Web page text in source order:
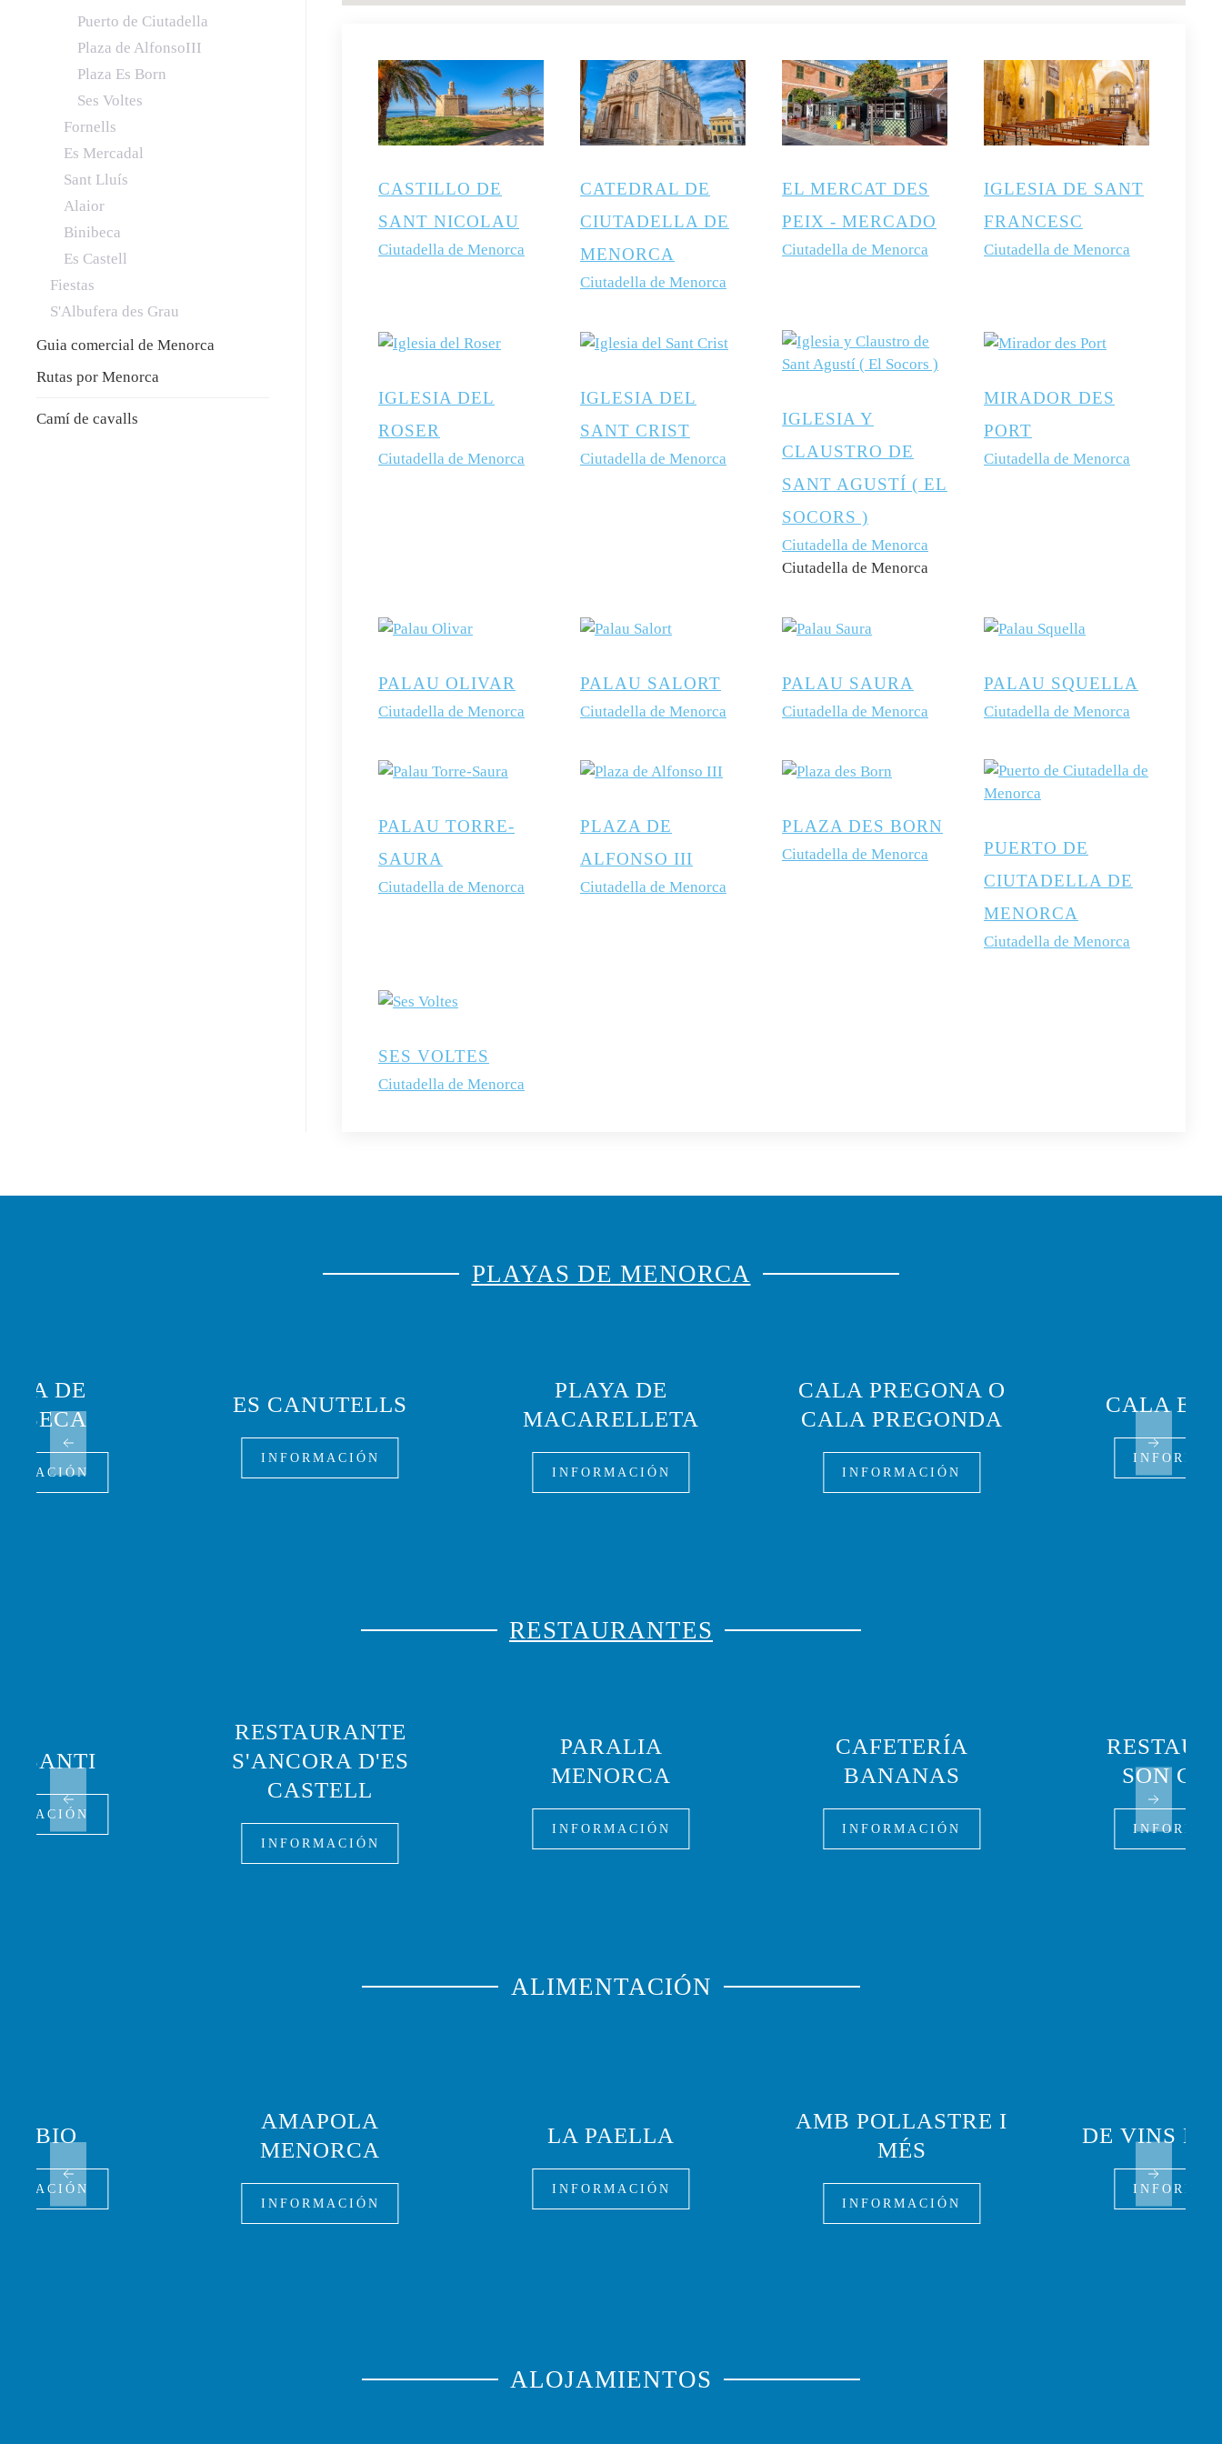
CASTILLO DE
SANT NICOLAU
Ciutadella de Menorca
CATEDRAL DE
CIUTADELLA DE
MENORCA
Ciutadella de Menorca
EL MERCAT DES
PEIX - MERCADO
Ciutadella de Menorca
IGLESIA DE SANT
FRANCESC
Ciutadella de Menorca
IGLESIA DEL
ROSER
Ciutadella de Menorca
IGLESIA DEL
SANT CRIST
Ciutadella de Menorca
IGLESIA Y
CLAUSTRO DE
SANT AGUSTÍ ( EL
SOCORS )
Ciutadella de Menorca
Ciutadella de Menorca
MIRADOR DES
PORT
Ciutadella de Menorca
PALAU OLIVAR
Ciutadella de Menorca
PALAU SALORT
Ciutadella de Menorca
PALAU SAURA
Ciutadella de Menorca
PALAU SQUELLA
Ciutadella de Menorca
PALAU TORRE-
SAURA
Ciutadella de Menorca
PLAZA DE
ALFONSO III
Ciutadella de Menorca
PLAZA DES BORN
Ciutadella de Menorca
PUERTO DE
CIUTADELLA DE
MENORCA
Ciutadella de Menorca
SES VOLTES
Ciutadella de Menorca
Puerto de Ciutadella
Plaza de AlfonsoIII
Plaza Es Born
Ses Voltes
Fornells
Es Mercadal
Sant Lluís
Alaior
Binibeca
Es Castell
Fiestas
S'Albufera des Grau
Guia comercial de Menorca
Rutas por Menorca
Camí de cavalls
PLAYAS DE MENORCA
ES CANUTELLS
INFORMACIÓN
PLAYA DE
MACARELLETA
INFORMACIÓN
CALA PREGONA O
CALA PREGONDA
INFORMACIÓN
CALA EN
DE
RESTAURANTES
RESTAURANTE
S'ANCORA D'ES
CASTELL
INFORMACIÓN
PARALIA
MENORCA
INFORMACIÓN
CAFETERÍA
BANANAS
INFORMACIÓN
SON
SANTI
ALIMENTACIÓN
AMAPOLA
MENORCA
INFORMACIÓN
LA PAELLA
INFORMACIÓN
AMB POLLASTRE I
MÉS
INFORMACIÓN
DE VINS
BIO
ALOJAMIENTOS